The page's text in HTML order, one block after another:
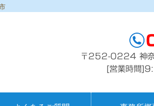
川県相模原市│デザイ